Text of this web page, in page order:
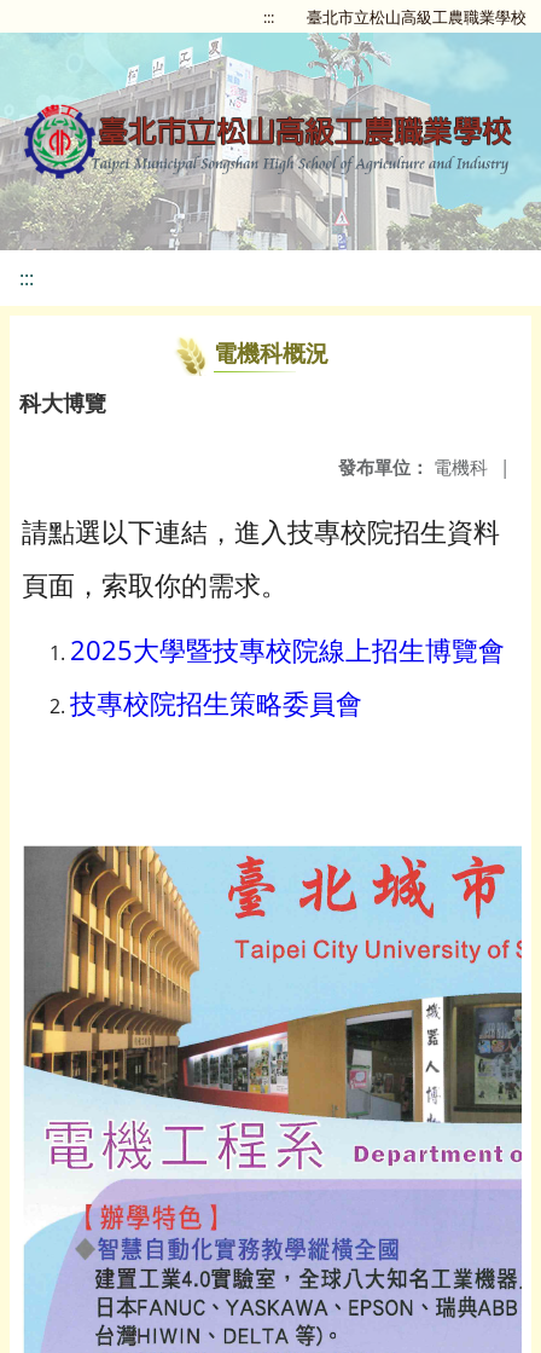
::: 臺北市立松山高級工農職業學校
:::
電機科概況
科大博覽
發布單位： 電機科 |
請點選以下連結，進入技專校院招生資料
頁面，索取你的需求。
2025大學暨技專校院線上招生博覽會
技專校院招生策略委員會